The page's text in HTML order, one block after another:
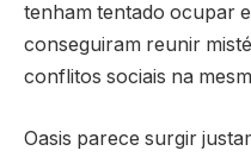
tenham tentado ocupar
conseguiram reunir
conflitos sociais na
Oasis parece surgir